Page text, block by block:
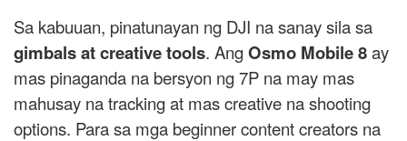
Sa kabuuan, pinatunayan ng DJI na sanay sila sa
gimbals at creative tools. AngOsmo Mobile 8ay
mas pinaganda na bersyon ng 7P na may mas
mahusay na tracking at mas creative na shooting
options. Para sa mga beginner content creators na